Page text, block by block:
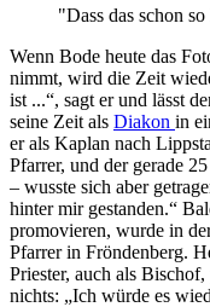
"Dass das schon
Wenn Bode heute das
nimmt, wird die Zeit
ist ...“, sagt er und lässt
seine Zeit als Diakon in
er als Kaplan nach
Pfarrer, und der gerade
– wusste sich aber
hinter mir gestanden.“
promovieren, wurde in
Pfarrer in Fröndenberg.
Priester, auch als
nichts: „Ich würde es